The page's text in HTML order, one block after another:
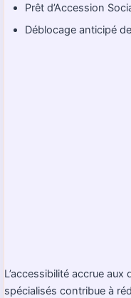
Prêt d’Accession
Déblocage anticipé
L’accessibilité accrue
spécialisés contribue à